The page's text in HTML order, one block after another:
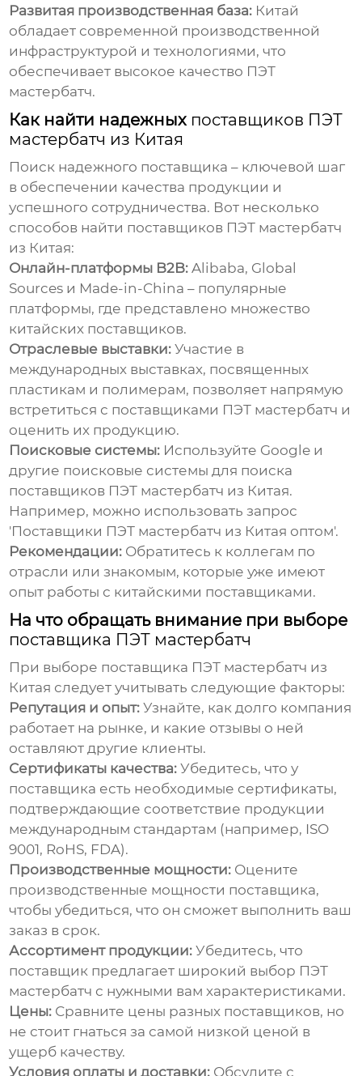
Развитая производственная база: Китай
обладает современной производственной
инфраструктурой и технологиями, что
обеспечивает высокое качество ПЭТ
мастербатч.
Как найти надежных поставщиков ПЭТ
мастербатч из Китая
Поиск надежного поставщика – ключевой шаг
в обеспечении качества продукции и
успешного сотрудничества. Вот несколько
способов найти поставщиков ПЭТ мастербатч
из Китая:
Онлайн-платформы B2B: Alibaba, Global
Sources и Made-in-China – популярные
платформы, где представлено множество
китайских поставщиков.
Отраслевые выставки: Участие в
международных выставках, посвященных
пластикам и полимерам, позволяет напрямую
встретиться с поставщиками ПЭТ мастербатч и
оценить их продукцию.
Поисковые системы: Используйте Google и
другие поисковые системы для поиска
поставщиков ПЭТ мастербатч из Китая.
Например, можно использовать запрос
'Поставщики ПЭТ мастербатч из Китая оптом'.
Рекомендации: Обратитесь к коллегам по
отрасли или знакомым, которые уже имеют
опыт работы с китайскими поставщиками.
На что обращать внимание при выборе
поставщика ПЭТ мастербатч
При выборе поставщика ПЭТ мастербатч из
Китая следует учитывать следующие факторы:
Репутация и опыт: Узнайте, как долго компания
работает на рынке, и какие отзывы о ней
оставляют другие клиенты.
Сертификаты качества: Убедитесь, что у
поставщика есть необходимые сертификаты,
подтверждающие соответствие продукции
международным стандартам (например, ISO
9001, RoHS, FDA).
Производственные мощности: Оцените
производственные мощности поставщика,
чтобы убедиться, что он сможет выполнить ваш
заказ в срок.
Ассортимент продукции: Убедитесь, что
поставщик предлагает широкий выбор ПЭТ
мастербатч с нужными вам характеристиками.
Цены: Сравните цены разных поставщиков, но
не стоит гнаться за самой низкой ценой в
ущерб качеству.
Условия оплаты и доставки: Обсудите с